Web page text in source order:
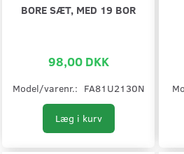
BORE SÆT, MED 19 BOR
98,00 DKK
Model/varenr.: FA81U2130N
Læg i kurv